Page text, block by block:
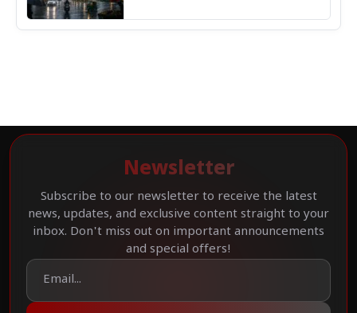
Newsletter
Subscribe to our newsletter to receive the latest
news, updates, and exclusive content straight to your
inbox. Don't miss out on important announcements
and special offers!